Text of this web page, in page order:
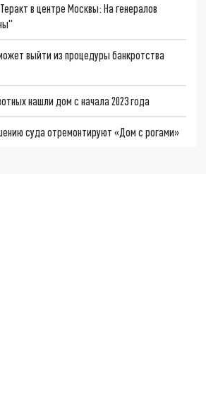
в центре Москвы: На генералов
выйти из процедуры банкротства
нашли дом с начала 2023 года
суда отремонтируют «Дом с рогами»